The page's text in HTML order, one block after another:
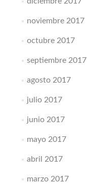
noviembre 2017
octubre 2017
septiembre 2017
agosto 2017
julio 2017
junio 2017
mayo 2017
abril 2017
marzo 2017